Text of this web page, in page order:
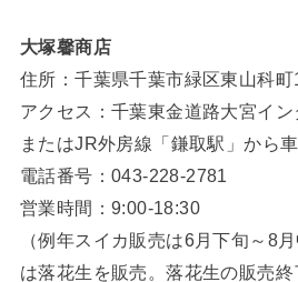
大塚馨商店
住所：千葉県千葉市緑区東山科
アクセス：千葉東金道路大宮イン
またはJR外房線「鎌取駅」から
電話番号：043-228-2781
営業時間：9:00-18:30
（例年スイカ販売は6月下旬～8
は落花生を販売。落花生の販売